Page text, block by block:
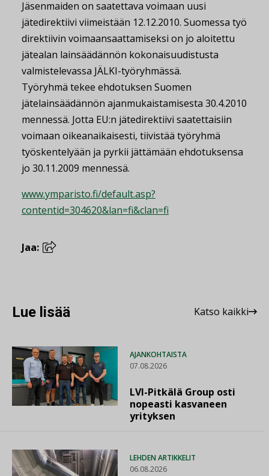
Jäsenmaiden on saatettava voimaan uusi
jätedirektiivi viimeistään 12.12.2010. Suomessa työ
direktiivin voimaansaattamiseksi on jo aloitettu
jätealan lainsäädännön kokonaisuudistusta
valmistelevassa JÄLKI-työryhmässä.
Työryhmä tekee ehdotuksen Suomen
jätelainsäädännön ajanmukaistamisesta 30.4.2010
mennessä. Jotta EU:n jätedirektiivi saatettaisiin
voimaan oikeanaikaisesti, tiivistää työryhmä
työskentelyään ja pyrkii jättämään ehdotuksensa
jo 30.11.2009 mennessä.
www.ymparisto.fi/default.asp?
contentid=304620&lan=fi&clan=fi
Jaa:
Lue lisää Katso kaikki
AJANKOHTAISTA
07.08.2026
LVI-Pitkälä Group osti
nopeasti kasvaneen
yrityksen
LEHDEN ARTIKKELIT
06.08.2026